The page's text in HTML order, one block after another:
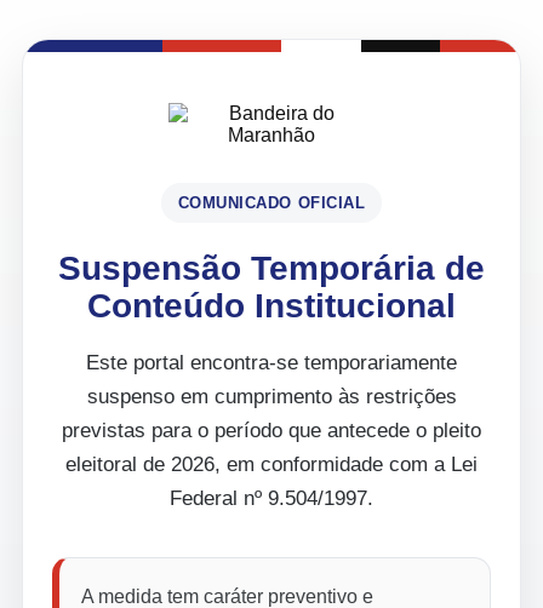
COMUNICADO OFICIAL
Suspensão Temporária de
Conteúdo Institucional
Este portal encontra-se temporariamente
suspenso em cumprimento às restrições
previstas para o período que antecede o pleito
eleitoral de 2026, em conformidade com a Lei
Federal nº 9.504/1997.
A medida tem caráter preventivo e